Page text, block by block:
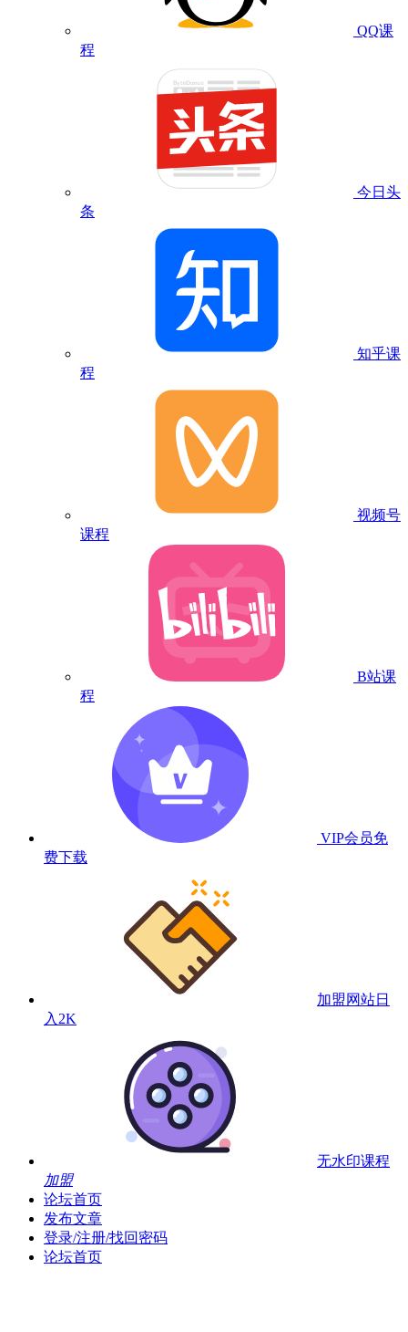
QQ课
程
今日头
条
知乎课
程
视频号
课程
B站课
程
VIP会员免
费下载
加盟网站日
入2K
无水印课程
加盟
论坛首页
发布文章
登录/注册/找回密码
论坛首页